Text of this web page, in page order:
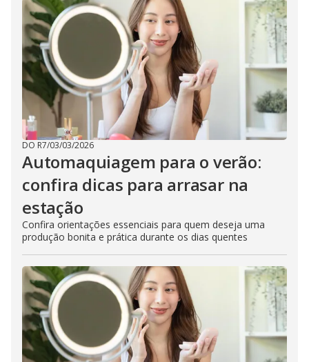
DO R7/03/03/2026
Automaquiagem para o verão:
confira dicas para arrasar na
estação
Confira orientações essenciais para quem deseja uma
produção bonita e prática durante os dias quentes